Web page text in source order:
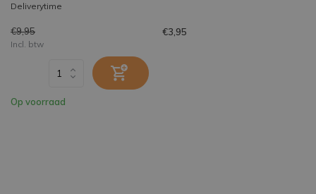
Deliverytime
€9,95 €3,95
Incl. btw
Op voorraad